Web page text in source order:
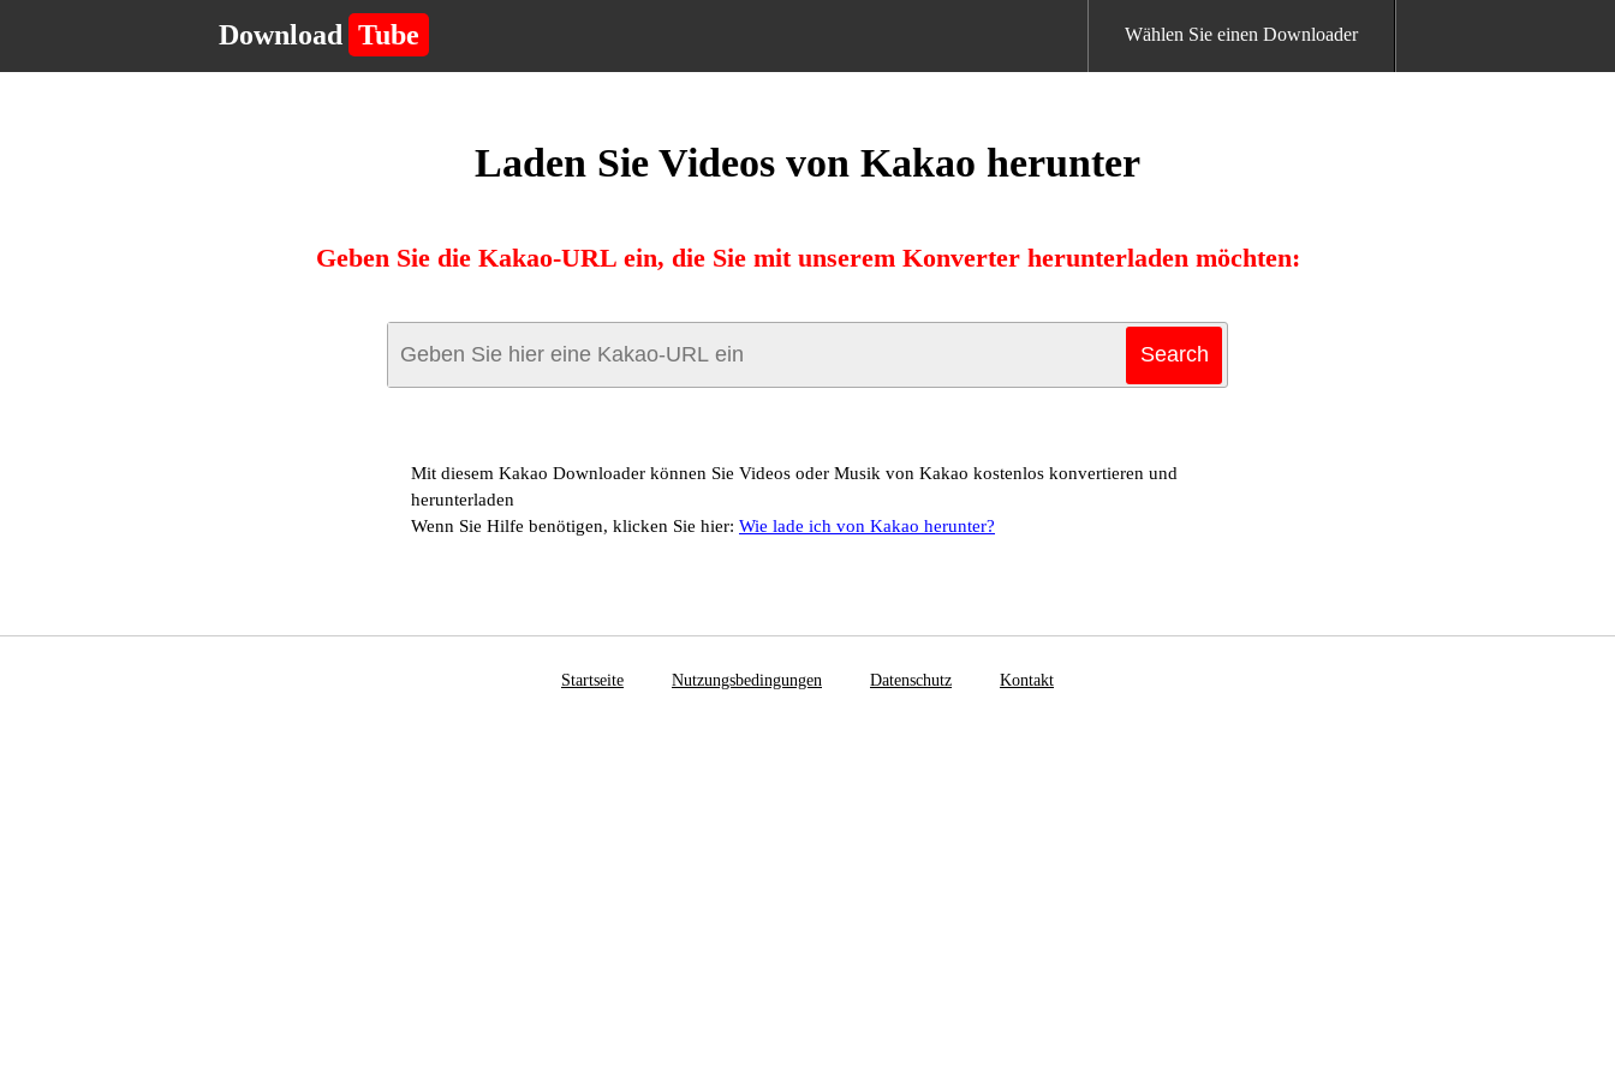
Download Tube Wählen Sie einen Downloader
Laden Sie Videos von Kakao herunter
Geben Sie die Kakao-URL ein, die Sie mit unserem Konverter herunterladen möchten:
Mit diesem Kakao Downloader können Sie Videos oder Musik von Kakao kostenlos konvertieren und
herunterladen
Wenn Sie Hilfe benötigen, klicken Sie hier: Wie lade ich von Kakao herunter?
Startseite Nutzungsbedingungen Datenschutz Kontakt